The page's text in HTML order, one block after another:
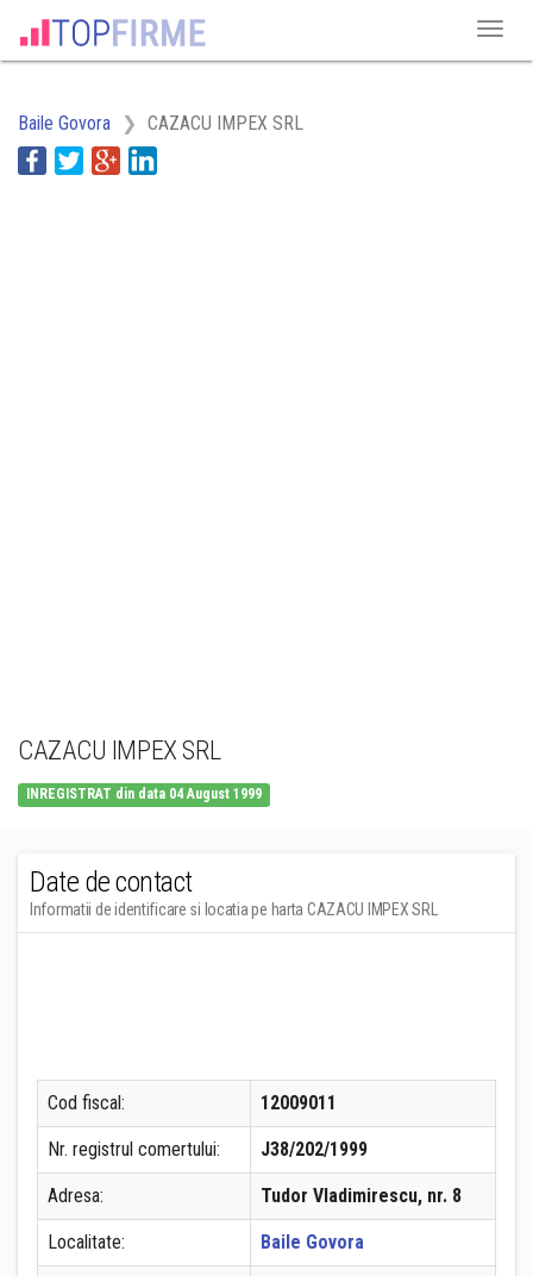
Baile Govora CAZACU IMPEX SRL
CAZACU IMPEX SRL
INREGISTRAT din data 04 August 1999
Date de contact
Informatii de identificare si locatia pe harta CAZACU IMPEX SRL
Cod fiscal: 12009011
Nr. registrul comertului: J38/202/1999
Adresa: Tudor Vladimirescu, nr. 8
Localitate: Baile Govora